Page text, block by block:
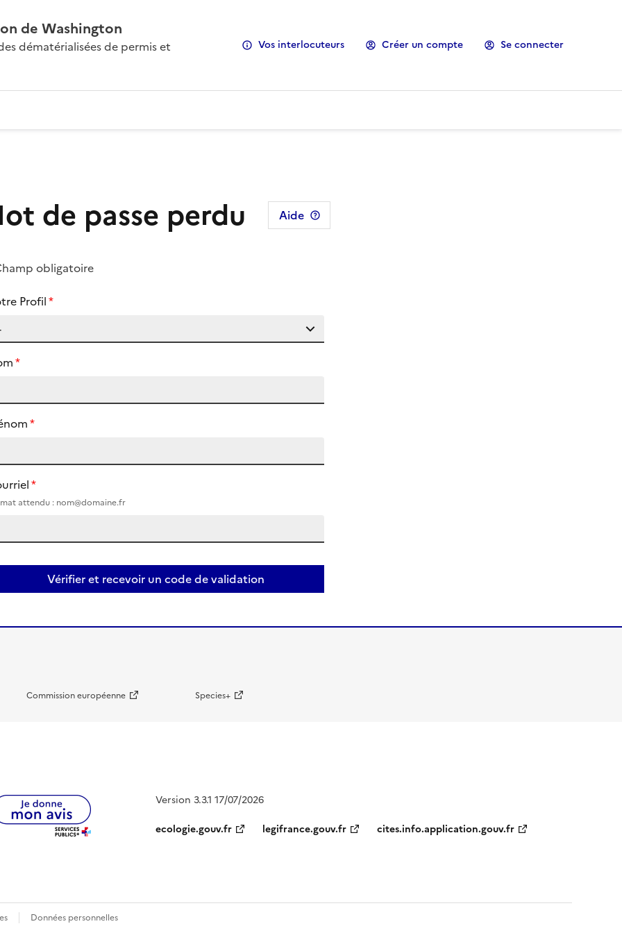
de Washington
dématérialisées de permis et
Vos interlocuteurs Créer un compte Se connecter
de passe perdu Aide
obligatoire
Profil
attendu : nom@domaine.fr
Vérifier et recevoir un code de validation
Commission européenne Species+
Version 3.3.1 17/07/2026
ecologie.gouv.fr
legifrance.gouv.fr cites.info.application.gouv.fr
Données personnelles